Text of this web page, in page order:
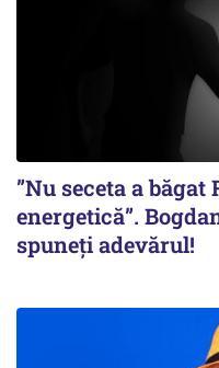
”Nu seceta a
energetică”.
spuneți adevărul!